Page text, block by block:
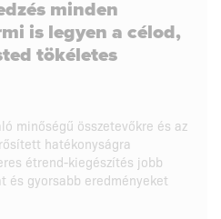
minden
is legyen a célod,
tökéletes
minőségű összetevőkre és az
hatékonyságra
étrend-kiegészítés jobb
és gyorsabb eredményeket